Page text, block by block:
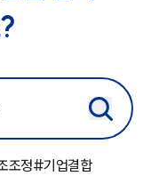
조정#기업결합